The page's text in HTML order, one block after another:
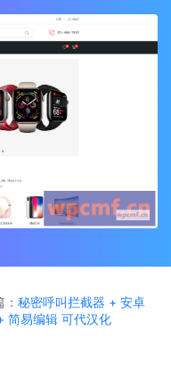
秘密呼叫拦截器 + 安卓
简易编辑 可代汉化